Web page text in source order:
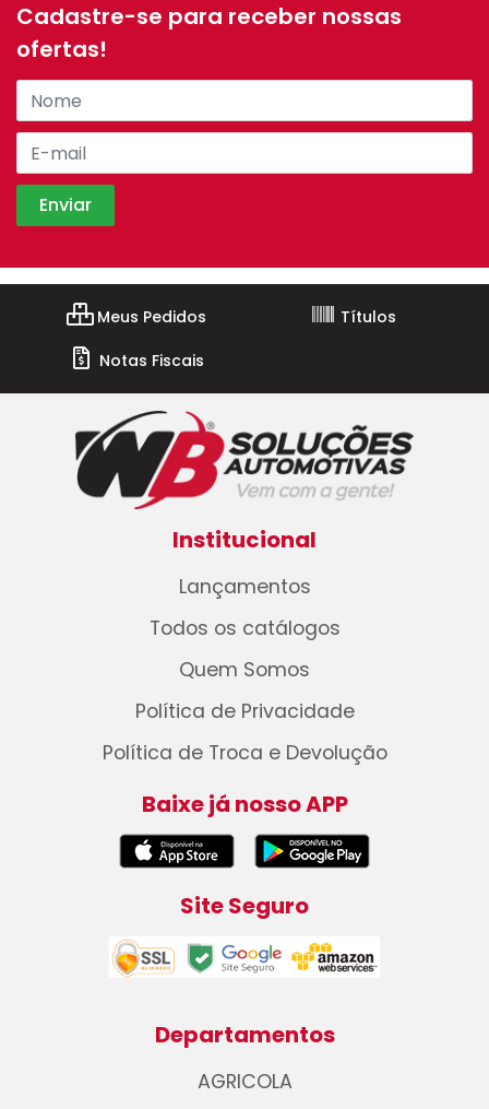
Cadastre-se para receber nossas
ofertas!
Meus Pedidos
Títulos
Notas Fiscais
Institucional
Lançamentos
Todos os catálogos
Quem Somos
Política de Privacidade
Política de Troca e Devolução
Baixe já nosso APP
Site Seguro
Departamentos
AGRICOLA